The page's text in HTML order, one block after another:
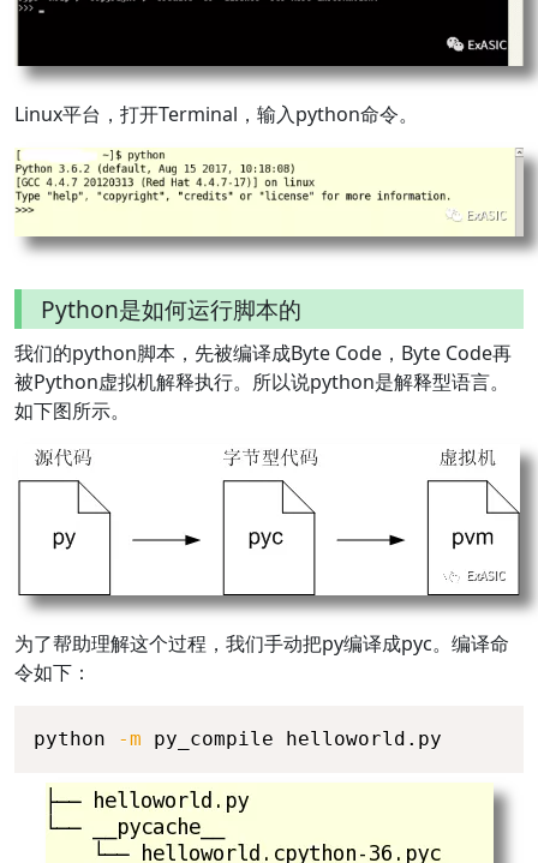
Linux平台，打开Terminal，输入python命令。
Python是如何运行脚本的
我们的python脚本，先被编译成Byte Code，Byte Code再
被Python虚拟机解释执行。所以说python是解释型语言。
如下图所示。
为了帮助理解这个过程，我们手动把py编译成pyc。编译命
令如下：
python -m py_compile helloworld.py